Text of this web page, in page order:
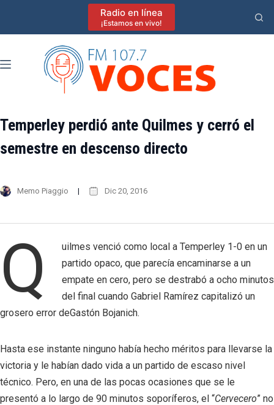
Radio en línea
¡Estamos en vivo!
Temperley perdió ante Quilmes y cerró el
semestre en descenso directo
Memo Piaggio Dic 20, 2016
Q
uilmes venció como local a Temperley 1-0 en un
partido opaco, que parecía encaminarse a un
empate en cero, pero se destrabó a ocho minutos
del final cuando Gabriel Ramírez capitalizó un
grosero error deGastón Bojanich.
Hasta ese instante ninguno había hecho méritos para llevarse la
victoria y le habían dado vida a un partido de escaso nivel
técnico. Pero, en una de las pocas ocasiones que se le
presentó a lo largo de 90 minutos soporíferos, el “Cervecero” no